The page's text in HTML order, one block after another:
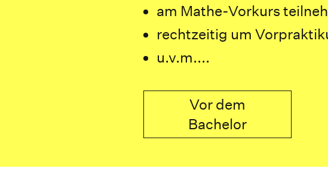
am Mathe-Vorkurs
rechtzeitig um
u.v.m....
Vor dem
Bachelor